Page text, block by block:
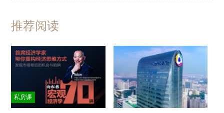
推荐阅读
私房课